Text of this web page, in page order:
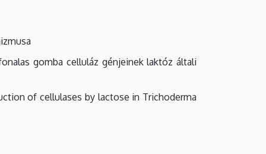
gomba celluláz génjeinek laktóz általi
of cellulases by lactose in Trichoderma